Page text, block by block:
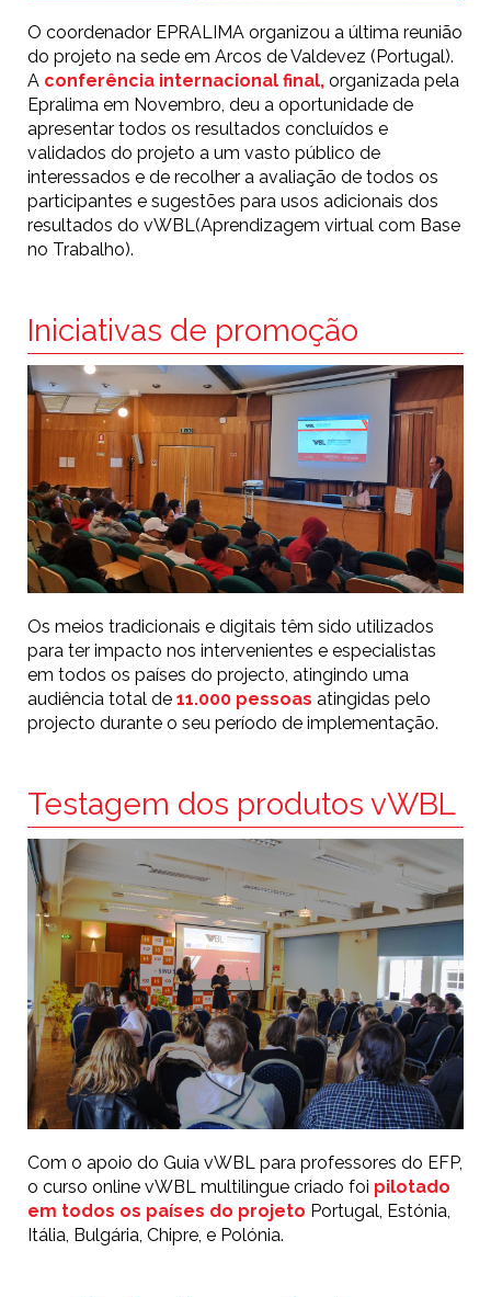
O coordenador EPRALIMA organizou a última reunião
do projeto na sede em Arcos de Valdevez (Portugal).
A conferência internacional final, organizada pela
Epralima em Novembro, deu a oportunidade de
apresentar todos os resultados concluídos e
validados do projeto a um vasto público de
interessados e de recolher a avaliação de todos os
participantes e sugestões para usos adicionais dos
resultados do vWBL(Aprendizagem virtual com Base
no Trabalho).
Iniciativas de promoção
Os meios tradicionais e digitais têm sido utilizados
para ter impacto nos intervenientes e especialistas
em todos os países do projecto, atingindo uma
audiência total de 11.000 pessoas atingidas pelo
projecto durante o seu período de implementação.
Testagem dos produtos vWBL
Com o apoio do Guia vWBL para professores do EFP,
o curso online vWBL multilingue criado foi pilotado
em todos os países do projeto Portugal, Estónia,
Itália, Bulgária, Chipre, e Polónia.